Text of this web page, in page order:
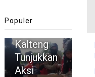
Populer
an, LSR
LPMT
Kalteng
Tunjukkan
Aksi